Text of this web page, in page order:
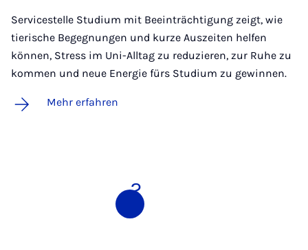
Servicestelle Studium mit Beeinträchtigung zeigt, wie
tierische Begegnungen und kurze Auszeiten helfen
können, Stress im Uni-Alltag zu reduzieren, zur Ruhe zu
kommen und neue Energie fürs Studium zu gewinnen.
Mehr erfahren
1 2